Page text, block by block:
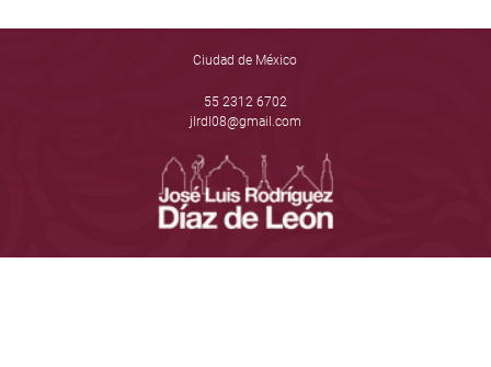
Ciudad de México
55 2312 6702
jlrdl08@gmail.com